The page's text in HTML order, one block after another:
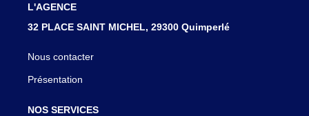
L'AGENCE
32 PLACE SAINT MICHEL, 29300 Quimperlé
Nous contacter
Présentation
NOS SERVICES